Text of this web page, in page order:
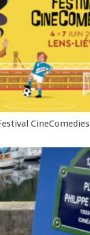
CineComedies